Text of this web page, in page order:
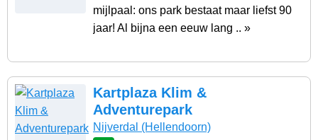
mijlpaal: ons park bestaat maar liefst 90
jaar! Al bijna een eeuw lang .. »
Kartplaza Klim &
Adventurepark
Nijverdal (Hellendoorn)